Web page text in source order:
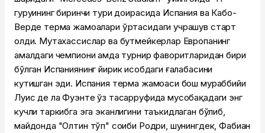
гуруҳининг биринчи тури доирасида Испания ва Кабо-
Верде терма жамоалари ўртасидаги учрашув старт
олди. Мутахассислар ва бутмейкерлар Европанинг
амалдаги чемпиони ҳамда турнир фаворитларидан бири
бўлган Испаниянинг йирик ҳисобдаги ғалабасини
кутишган эди. Испания терма жамоаси бош мураббийи
Луис де ла Фуэнте ўз тасарруфида мусобақадаги энг
кучли таркибга эга эканлигини таъкидлаган бўлиб,
майдонда "Олтин тўп" соҳиби Родри, шунингдек, Фабиан